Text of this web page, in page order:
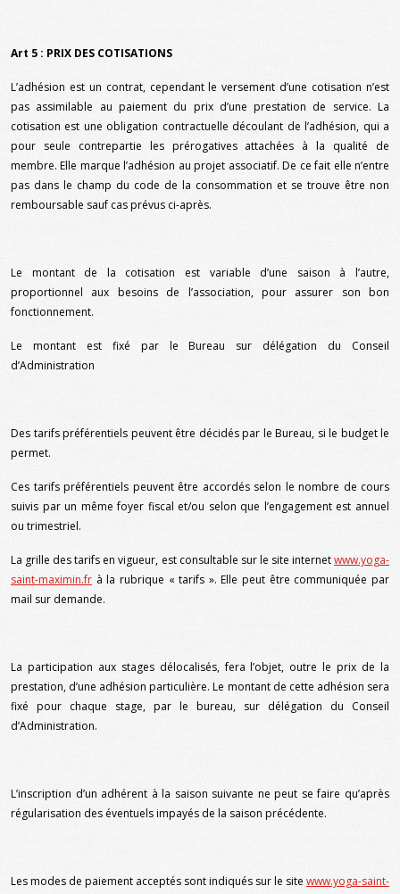
Art 5 : PRIX DES COTISATIONS
L’adhésion est un contrat, cependant le versement d’une cotisation n’est
pas assimilable au paiement du prix d’une prestation de service. La
cotisation est une obligation contractuelle découlant de l’adhésion, qui a
pour seule contrepartie les prérogatives attachées à la qualité de
membre. Elle marque l’adhésion au projet associatif. De ce fait elle n’entre
pas dans le champ du code de la consommation et se trouve être non
remboursable sauf cas prévus ci-après.
Le montant de la cotisation est variable d’une saison à l’autre,
proportionnel aux besoins de l’association, pour assurer son bon
fonctionnement.
Le montant est fixé par le Bureau sur délégation du Conseil
d’Administration
Des tarifs préférentiels peuvent être décidés par le Bureau, si le budget le
permet.
Ces tarifs préférentiels peuvent être accordés selon le nombre de cours
suivis par un même foyer fiscal et/ou selon que l’engagement est annuel
ou trimestriel.
La grille des tarifs en vigueur, est consultable sur le site internetwww.yoga-
saint-maximin.fr à la rubrique « tarifs ». Elle peut être communiquée par
mail sur demande.
La participation aux stages délocalisés, fera l’objet, outre le prix de la
prestation, d’une adhésion particulière. Le montant de cette adhésion sera
fixé pour chaque stage, par le bureau, sur délégation du Conseil
d’Administration.
L’inscription d’un adhérent à la saison suivante ne peut se faire qu’après
régularisation des éventuels impayés de la saison précédente.
Les modes de paiement acceptés sont indiqués sur le site www.yoga-saint-